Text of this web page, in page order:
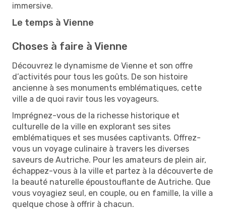
immersive.
Le temps à Vienne
Choses à faire à Vienne
Découvrez le dynamisme de Vienne et son offre
d’activités pour tous les goûts. De son histoire
ancienne à ses monuments emblématiques, cette
ville a de quoi ravir tous les voyageurs.
Imprégnez-vous de la richesse historique et
culturelle de la ville en explorant ses sites
emblématiques et ses musées captivants. Offrez-
vous un voyage culinaire à travers les diverses
saveurs de Autriche. Pour les amateurs de plein air,
échappez-vous à la ville et partez à la découverte de
la beauté naturelle époustouflante de Autriche. Que
vous voyagiez seul, en couple, ou en famille, la ville a
quelque chose à offrir à chacun.